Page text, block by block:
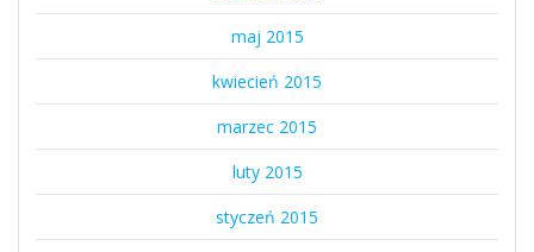
maj 2015
kwiecień 2015
marzec 2015
luty 2015
styczeń 2015